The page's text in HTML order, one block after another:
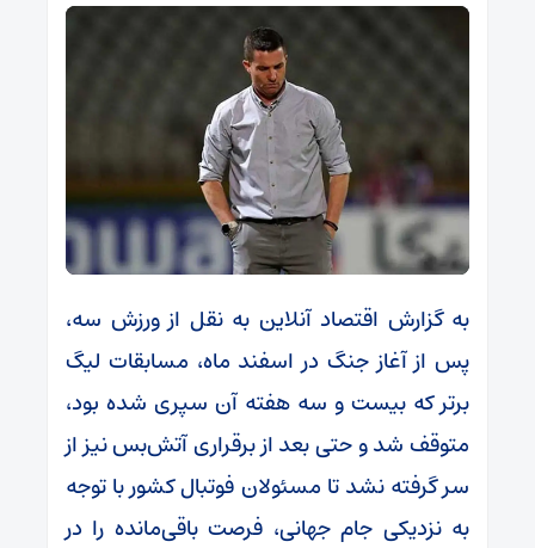
به گزارش اقتصاد آنلاین به نقل از ورزش سه،
پس از آغاز جنگ در اسفند ماه، مسابقات لیگ
برتر که بیست و سه هفته آن سپری شده بود،
متوقف شد و حتی بعد از برقراری آتش‌بس نیز از
سر گرفته نشد تا مسئولان فوتبال کشور با توجه
به نزدیکی جام جهانی، فرصت باقی‌مانده را در